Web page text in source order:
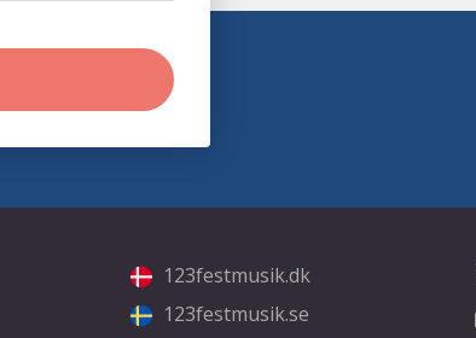
123festmusik.dk
123festmusik.se